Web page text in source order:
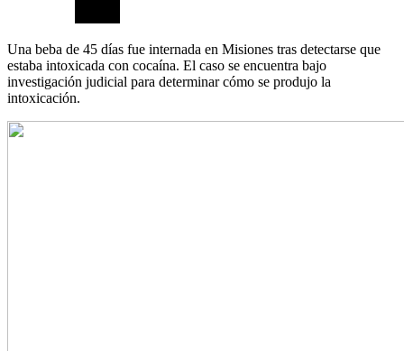
Una beba de 45 días fue internada en Misiones tras detectarse que
estaba intoxicada con cocaína. El caso se encuentra bajo
investigación judicial para determinar cómo se produjo la
intoxicación.